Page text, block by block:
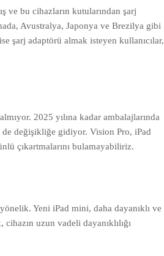
ve bu cihazların kutularından şarj
Avustralya, Japonya ve Brezilya gibi
şarj adaptörü almak isteyen kullanıcılar,
2025 yılına kadar ambalajlarında
de değişikliğe gidiyor. Vision Pro, iPad
çıkartmalarını bulamayabiliriz.
Yeni iPad mini, daha dayanıklı ve
uzun vadeli dayanıklılığı